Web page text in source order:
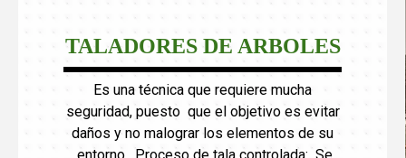
TALADORES DE ARBOLES
Es una técnica que requiere mucha
seguridad, puesto que el objetivo es evitar
daños y no malograr los elementos de su
entorno. Proceso de tala controlada: Se